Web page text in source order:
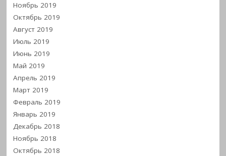
Ноябрь 2019
Октябрь 2019
Август 2019
Июль 2019
Июнь 2019
Май 2019
Апрель 2019
Март 2019
Февраль 2019
Январь 2019
Декабрь 2018
Ноябрь 2018
Октябрь 2018